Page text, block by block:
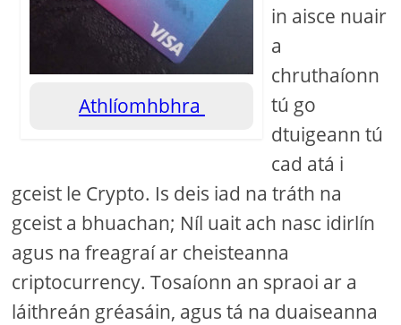
Athlíomhbhra
in aisce nuair
a
chruthaíonn
tú go
dtuigeann tú
cad atá i
gceist le Crypto. Is deis iad na tráth na
gceist a bhuachan; Níl uait ach nasc idirlín
agus na freagraí ar cheisteanna
criptocurrency. Tosaíonn an spraoi ar a
láithreán gréasáin, agus tá na duaiseanna